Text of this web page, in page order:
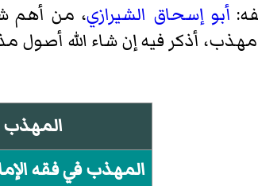
أبو إسحاق الشيرازي، من أهم
أذكر فيه إن شاء الله أصول
المهذب
المهذب في فقه